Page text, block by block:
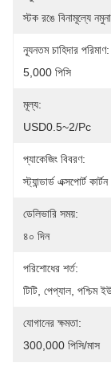
স্টক রঙে বিনামূল্যে নমুনা
ন্যূনতম চাহিদার পরিমাণ:
5,000 পিসি
মূল্য:
USD0.5~2/pc
প্যাকেজিং বিবরণ:
স্ট্যান্ডার্ড এক্সপোর্ট কার্টন
ডেলিভারি সময়:
৪০ দিন
পরিশোধের শর্ত:
টিটি, পেপ্যাল, পশ্চিম
যোগানের ক্ষমতা:
300,000 পিসি/মাস